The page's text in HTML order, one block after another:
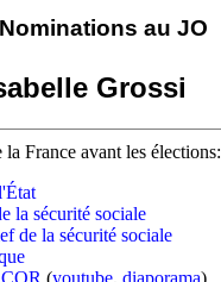
Nominations au JO
Grossi
France avant les élections:
la sécurité sociale
de la sécurité sociale
(youtube, diaporama)